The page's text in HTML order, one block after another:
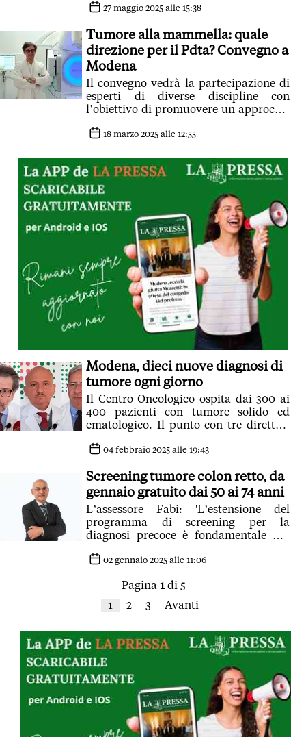
27 maggio 2025 alle 15:38
Tumore alla mammella: quale
direzione per il Pdta? Convegno a
Modena
Il convegno vedrà la partecipazione di
esperti di diverse discipline con
l’obiettivo di promuovere un approccio
multidisciplinare
18 marzo 2025 alle 12:55
Modena, dieci nuove diagnosi di
tumore ogni giorno
Il Centro Oncologico ospita dai 300 ai
400 pazienti con tumore solido ed
ematologico. Il punto con tre direttori
prevenzione. Video
04 febbraio 2025 alle 19:43
Screening tumore colon retto, da
gennaio gratuito dai 50 ai 74 anni
L’assessore Fabi: 'L’estensione del
programma di screening per la
diagnosi precoce è fondamentale per
02 gennaio 2025 alle 11:06
Pagina 1di 5
1
2 3 Avanti